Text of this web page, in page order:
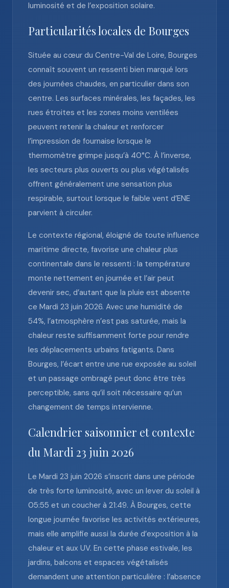
luminosité et de l’exposition solaire.
Particularités locales de Bourges
Située au cœur du Centre-Val de Loire, Bourges
connaît souvent un ressenti bien marqué lors
des journées chaudes, en particulier dans son
centre. Les surfaces minérales, les façades, les
rues étroites et les zones moins ventilées
peuvent retenir la chaleur et renforcer
l’impression de fournaise lorsque le
thermomètre grimpe jusqu’à 40°C. À l’inverse,
les secteurs plus ouverts ou plus végétalisés
offrent généralement une sensation plus
respirable, surtout lorsque le faible vent d’ENE
parvient à circuler.
Le contexte régional, éloigné de toute influence
maritime directe, favorise une chaleur plus
continentale dans le ressenti : la température
monte nettement en journée et l’air peut
devenir sec, d’autant que la pluie est absente
ce Mardi 23 juin 2026. Avec une humidité de
54%, l’atmosphère n’est pas saturée, mais la
chaleur reste suffisamment forte pour rendre
les déplacements urbains fatigants. Dans
Bourges, l’écart entre une rue exposée au soleil
et un passage ombragé peut donc être très
perceptible, sans qu’il soit nécessaire qu’un
changement de temps intervienne.
Calendrier saisonnier et contexte
du Mardi 23 juin 2026
Le Mardi 23 juin 2026 s’inscrit dans une période
de très forte luminosité, avec un lever du soleil à
05:55 et un coucher à 21:49. À Bourges, cette
longue journée favorise les activités extérieures,
mais elle amplifie aussi la durée d’exposition à la
chaleur et aux UV. En cette phase estivale, les
jardins, balcons et espaces végétalisés
demandent une attention particulière : l’absence